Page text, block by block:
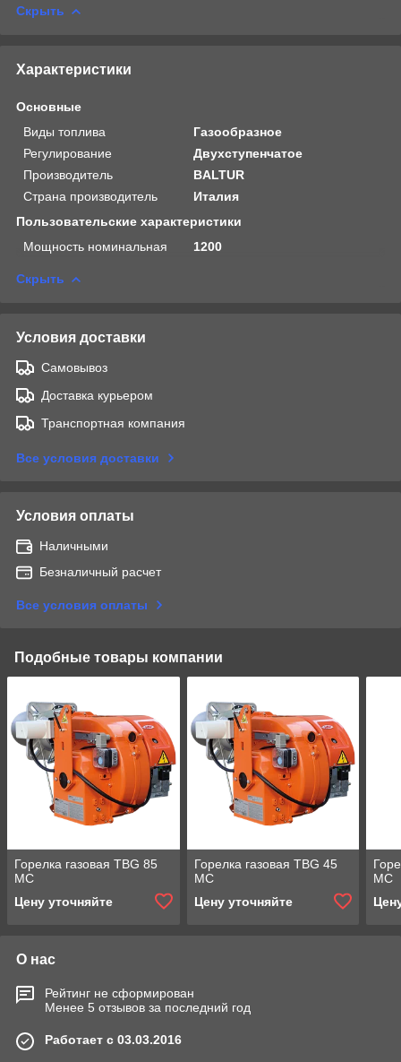
Скрыть
Характеристики
Основные
Виды топлива
Газообразное
Регулирование
Двухступенчатое
Производитель
BALTUR
Страна производитель
Италия
Пользовательские характеристики
Мощность номинальная
1200
Скрыть
Условия доставки
Самовывоз
Доставка курьером
Транспортная компания
Все условия доставки
Условия оплаты
Наличными
Безналичный расчет
Все условия оплаты
Подобные товары компании
Горелка газовая TBG 85
MC
Цену уточняйте
Горелка газовая TBG 45
MC
Цену уточняйте
MC
О нас
Рейтинг не сформирован
Менее 5 отзывов за последний год
Работает с 03.03.2016